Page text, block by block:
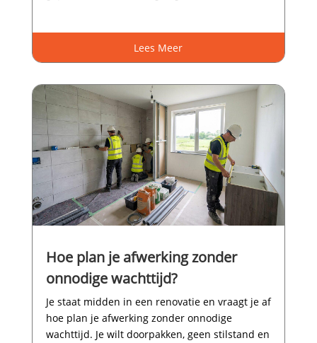
Lees Meer
Hoe plan je afwerking zonder
onnodige wachttijd?
Je staat midden in een renovatie en vraagt je af
hoe plan je afwerking zonder onnodige
wachttijd.​ Je wilt doorpakken, geen stilstand en